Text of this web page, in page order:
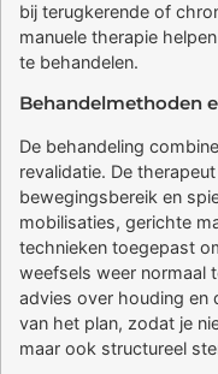
bij terugkerende of
manuele therapie
te behandelen.
Behandelmethoden
De behandeling
revalidatie. De
bewegingsbereik en
mobilisaties, gerichte
technieken toegepast
weefsels weer normaal
advies over houding en
van het plan, zodat je
maar ook structureel